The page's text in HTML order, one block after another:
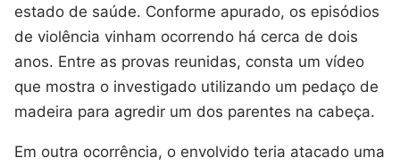
estado de saúde. Conforme apurado, os episódios
de violência vinham ocorrendo há cerca de dois
anos. Entre as provas reunidas, consta um vídeo
que mostra o investigado utilizando um pedaço de
madeira para agredir um dos parentes na cabeça.
Em outra ocorrência, o envolvido teria atacado uma